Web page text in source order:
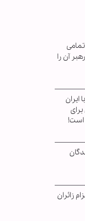
آن را
ایران
است!
زائران